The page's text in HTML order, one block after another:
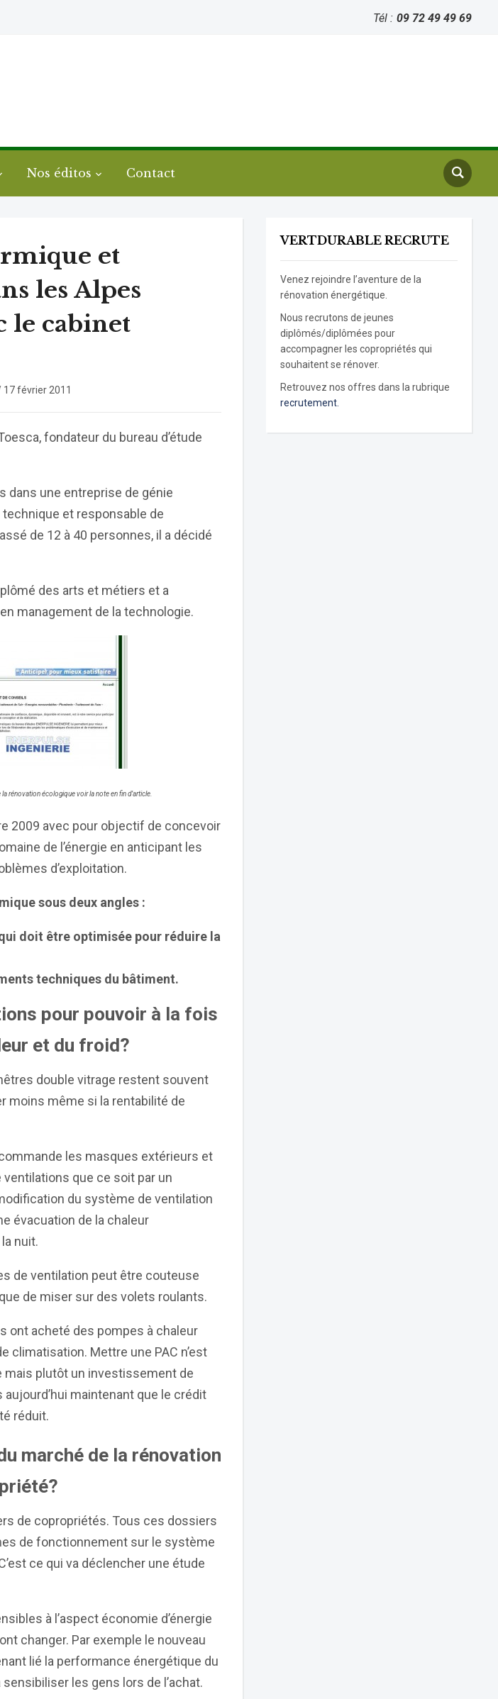
Tél : 09 72 49 49 69
Nos éditos Contact
et
les Alpes
le cabinet
17 février 2011
fondateur du bureau d’étude
dans une entreprise de génie
et responsable de
de 12 à 40 personnes, il a décidé
des arts et métiers et a
management de la technologie.
rénovation écologique voir la note en fin d’article.
2009 avec pour objectif de concevoir
de l’énergie en anticipant les
d’exploitation.
sous deux angles :
doit être optimisée pour réduire la
techniques du bâtiment.
pour pouvoir à la fois
et du froid?
double vitrage restent souvent
moins même si la rentabilité de
les masques extérieurs et
que ce soit par un
du système de ventilation
évacuation de la chaleur
nuit.
de ventilation peut être couteuse
de miser sur des volets roulants.
ont acheté des pompes à chaleur
climatisation. Mettre une PAC n’est
mais plutôt un investissement de
maintenant que le crédit
réduit.
marché de la rénovation
de copropriétés. Tous ces dossiers
de fonctionnement sur le système
ce qui va déclencher une étude
à l’aspect économie d’énergie
changer. Par exemple le nouveau
lié la performance énergétique du
les gens lors de l’achat.
VERTDURABLE RECRUTE
Venez rejoindre l’aventure de la
rénovation énergétique.
Nous recrutons de jeunes
diplômés/diplômées pour
accompagner les copropriétés qui
souhaitent se rénover.
Retrouvez nos offres dans la rubrique
recrutement.